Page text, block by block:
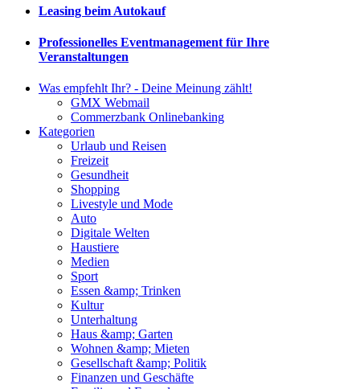
Leasing beim Autokauf
Professionelles Eventmanagement für Ihre
Veranstaltungen
Was empfehlt Ihr? - Deine Meinung zählt!
GMX Webmail
Commerzbank Onlinebanking
Kategorien
Urlaub und Reisen
Freizeit
Gesundheit
Shopping
Livestyle und Mode
Auto
Digitale Welten
Haustiere
Medien
Sport
Essen &amp; Trinken
Kultur
Unterhaltung
Haus &amp; Garten
Wohnen &amp; Mieten
Gesellschaft &amp; Politik
Finanzen und Geschäfte